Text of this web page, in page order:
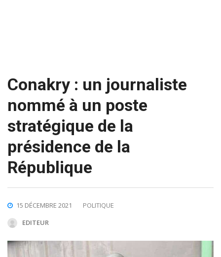
Conakry : un journaliste
nommé à un poste
stratégique de la
présidence de la
République
15 DÉCEMBRE 2021
POLITIQUE
EDITEUR